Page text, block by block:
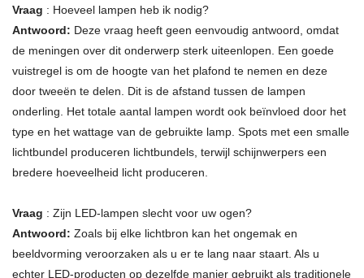
Vraag : Hoeveel lampen heb ik nodig?
Antwoord: Deze vraag heeft geen eenvoudig antwoord, omdat
de meningen over dit onderwerp sterk uiteenlopen. Een goede
vuistregel is om de hoogte van het plafond te nemen en deze
door tweeën te delen. Dit is de afstand tussen de lampen
onderling. Het totale aantal lampen wordt ook beïnvloed door het
type en het wattage van de gebruikte lamp. Spots met een smalle
lichtbundel produceren lichtbundels, terwijl schijnwerpers een
bredere hoeveelheid licht produceren.
Vraag : Zijn LED-lampen slecht voor uw ogen?
Antwoord: Zoals bij elke lichtbron kan het ongemak en
beeldvorming veroorzaken als u er te lang naar staart. Als u
echter LED-producten op dezelfde manier gebruikt als traditionele